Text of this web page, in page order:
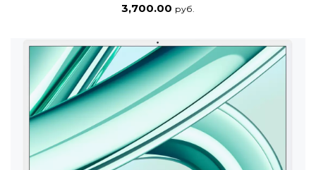
3,700.00 руб.